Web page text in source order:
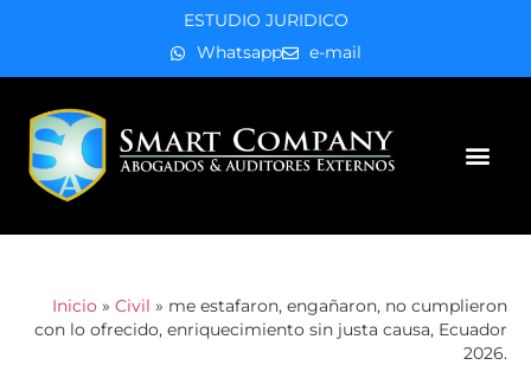
ESTUDIO JURIDICO
Whatsapp
e-mail
Inicio » Civil » me estafaron, engañaron, no cumplieron
con lo ofrecido, enriquecimiento sin justa causa, Ecuador
2026.